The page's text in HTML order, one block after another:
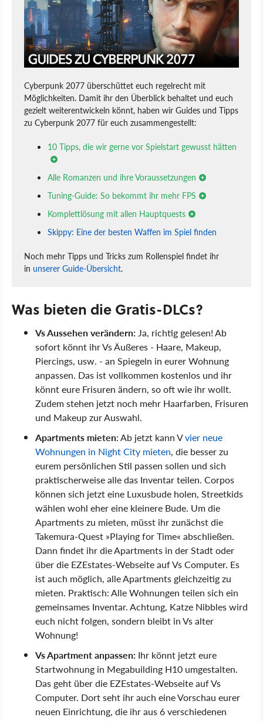
Cyberpunk 2077 überschüttet euch regelrecht mit
Möglichkeiten. Damit ihr den Überblick behaltet und euch
gezielt weiterentwickeln könnt, haben wir Guides und Tipps
zu Cyberpunk 2077 für euch zusammengestellt:
10 Tipps, die wir gerne vor Spielstart gewusst hätten
Alle Romanzen und ihre Voraussetzungen
Tuning-Guide: So bekommt ihr mehr FPS
Komplettlösung mit allen Hauptquests
Skippy: Eine der besten Waffen im Spiel finden
Noch mehr Tipps und Tricks zum Rollenspiel findet ihr
in unserer Guide-Übersicht.
Was bieten die Gratis-DLCs?
Vs Aussehen verändern:Ja, richtig gelesen! Ab
sofort könnt ihr Vs Äußeres - Haare, Makeup,
Piercings, usw. - an Spiegeln in eurer Wohnung
anpassen. Das ist vollkommen kostenlos und ihr
könnt eure Frisuren ändern, so oft wie ihr wollt.
Zudem stehen jetzt noch mehr Haarfarben, Frisuren
und Makeup zur Auswahl.
Apartments mieten: Ab jetzt kann Vvier neue
Wohnungen in Night City mieten, die besser zu
eurem persönlichen Stil passen sollen und sich
praktischerweise alle das Inventar teilen. Corpos
können sich jetzt eine Luxusbude holen, Streetkids
wählen wohl eher eine kleinere Bude. Um die
Apartments zu mieten, müsst ihr zunächst die
Takemura-Quest »Playing for Time« abschließen.
Dann findet ihr die Apartments in der Stadt oder
über die EZEstates-Webseite auf Vs Computer. Es
ist auch möglich, alle Apartments gleichzeitig zu
mieten. Praktisch: Alle Wohnungen teilen sich ein
gemeinsames Inventar. Achtung, Katze Nibbles wird
euch nicht folgen, sondern bleibt in Vs alter
Wohnung!
Vs Apartment anpassen: Ihr könnt jetzt eure
Startwohnung in Megabuilding H10 umgestalten.
Das geht über die EZEstates-Webseite auf Vs
Computer. Dort seht ihr auch eine Vorschau eurer
neuen Einrichtung, die ihr aus 6 verschiedenen